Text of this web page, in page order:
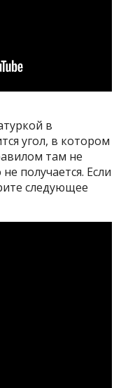
в
угол, в котором
там не
получается. Если
следующее